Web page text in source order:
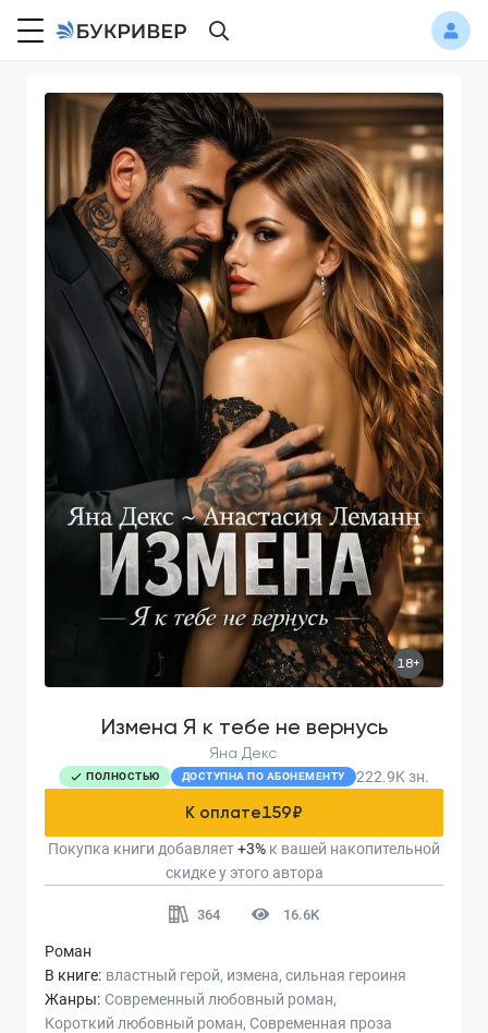
18+
Измена Я к тебе не вернусь
Яна Декс
ПОЛНОСТЬЮ ДОСТУПНА ПО АБОНЕМЕНТУ 222.9K зн.
К оплате159₽
Покупка книги добавляет+3% к вашей накопительной
скидке у этого автора
364 16.6K
Роман
В книге: властный герой измена сильная героиня
Жанры: Современный любовный роман
Короткий любовный роман Современная проза